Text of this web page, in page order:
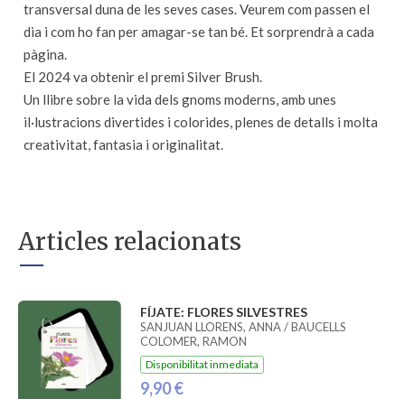
transversal duna de les seves cases. Veurem com passen el
dia i com ho fan per amagar-se tan bé. Et sorprendrà a cada
pàgina.
El 2024 va obtenir el premi Silver Brush.
Un llibre sobre la vida dels gnoms moderns, amb unes
il·lustracions divertides i colorides, plenes de detalls i molta
creativitat, fantasia i originalitat.
Articles relacionats
FÍJATE: FLORES SILVESTRES
SANJUAN LLORENS, ANNA / BAUCELLS
COLOMER, RAMON
Disponibilitat inmediata
9,90 €